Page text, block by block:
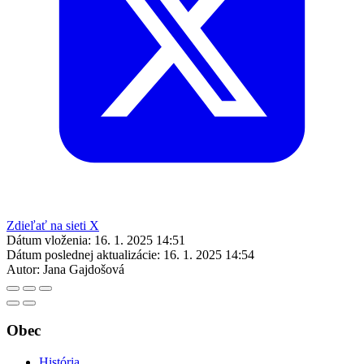
Zdieľať na sieti X
Dátum vloženia: 16. 1. 2025 14:51
Dátum poslednej aktualizácie: 16. 1. 2025 14:54
Autor: Jana Gajdošová
Obec